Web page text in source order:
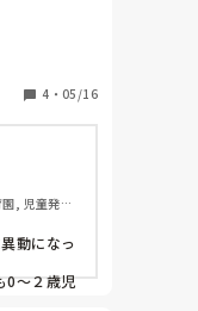
保育所へ
きたいで
など…宜し
4 ・ 05/16
, 児童発達
動になっ
0〜２歳児